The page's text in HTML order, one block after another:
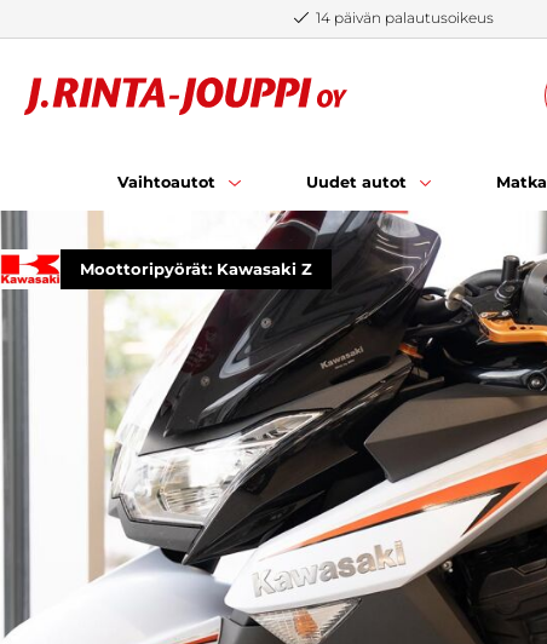
14 päivän palautusoikeus
Vaihtoautot Uudet autot
Moottoripyörät: Kawasaki Z